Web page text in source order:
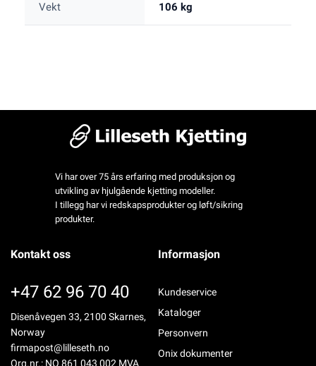
Vekt 106 kg
Vi har over 75 års erfaring med produksjon og
utvikling av hjulgående kjetting modeller.
I tillegg har vi redskapsprodukter og løft/sikring
produkter.
Kontakt oss
+47 62 96 70 40
Disenåvegen 33, 2100 Skarnes,
Norway
firmapost@lilleseth.no
Org.nr.: NO 861 043 002 MVA
Informasjon
Kundeservice
Kataloger
Personvern
Onix dokumenter